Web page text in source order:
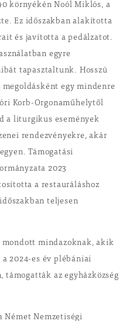
környékén Noól Miklós, a
Ez időszakban alakította
és javította a pedálzatot.
egyre
tapasztaltunk. Hosszú
egy mindenre
Korb-Orgonaműhelytől
a liturgikus események
rendezvényekre, akár
Támogatási
2023
a restauráláshoz
teljesen
mondott mindazoknak, akik
2024-es év plébániai
támogatták az egyházközség
Német Nemzetiségi